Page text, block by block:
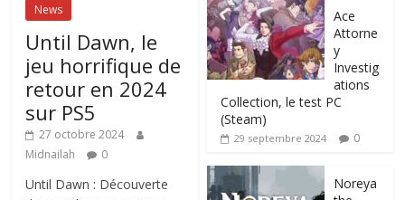
News
Until Dawn, le
jeu horrifique de
retour en 2024
sur PS5
27 octobre 2024
Midnailah
0
Until Dawn : Découverte
Ace
Attorne
y
Investig
ations
Collection, le test PC
(Steam)
29 septembre 2024 0
Noreya